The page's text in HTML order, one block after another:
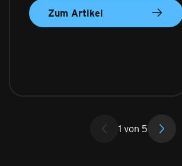
Zum Artikel
1 von 5